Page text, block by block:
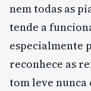
nem todas as
tende a
especialmente
reconhece as
tom leve